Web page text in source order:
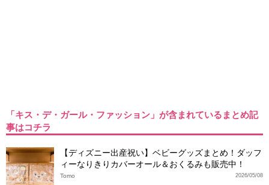
「キス・デ・ガール・ファッション」が含まれているまとめ記
事はコチラ
【ディズニー出産祝い】ベビーグッズまとめ！ダッフ
ィーなりきりカバーオール＆おくるみも販売中！
2026/05/08
Tomo